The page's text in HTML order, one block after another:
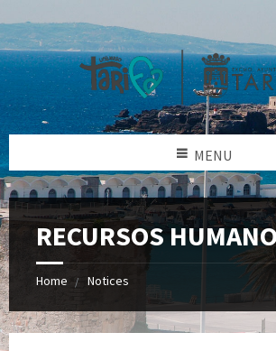
MENU
RECURSOS
Home Notices